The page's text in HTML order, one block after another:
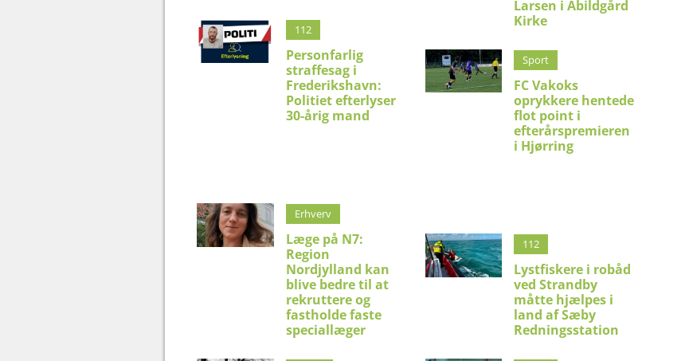
112
Personfarlig
straffesag i
Frederikshavn:
Politiet efterlyser
30-årig mand
Erhverv
Læge på N7:
Region
Nordjylland kan
blive bedre til at
rekruttere og
fastholde faste
speciallæger
Larsen i Abildgård
Kirke
Sport
FC Vakoks
oprykkere hentede
flot point i
efterårspremieren
i Hjørring
112
Lystfiskere i robåd
ved Strandby
måtte hjælpes i
land af Sæby
Redningsstation